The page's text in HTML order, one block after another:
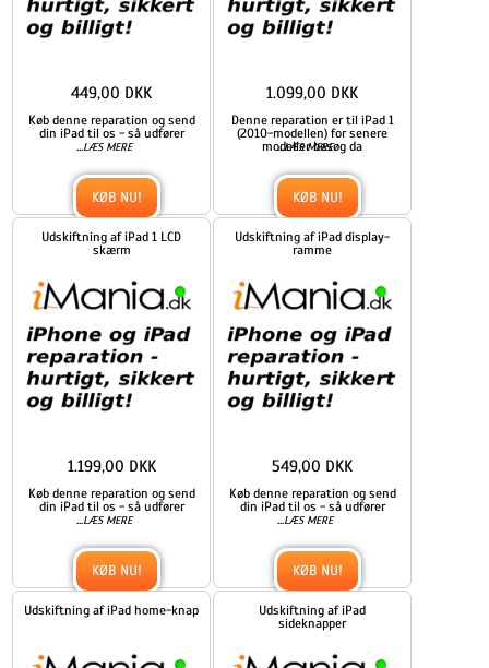
Køb denne reparation og send
din iPad til os - så udfører
...LÆS MERE
449,00 DKK
KØB NU!
Denne reparation er til iPad 1
(2010-modellen) for senere
modeller besøg da
...LÆS MERE
1.099,00 DKK
KØB NU!
Udskiftning af iPad 1 LCD
skærm
Køb denne reparation og send
din iPad til os - så udfører
...LÆS MERE
1.199,00 DKK
KØB NU!
Udskiftning af iPad display-
ramme
Køb denne reparation og send
din iPad til os - så udfører
...LÆS MERE
549,00 DKK
KØB NU!
Udskiftning af iPad home-knap
Udskiftning af iPad
sideknapper